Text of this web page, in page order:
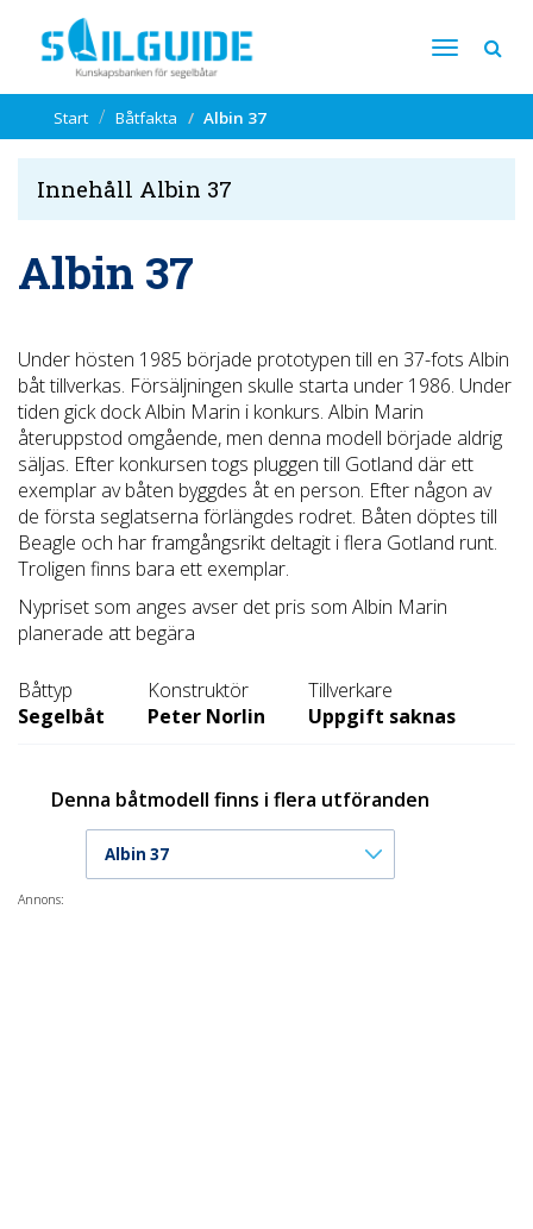
Start Båtfakta Albin 37
Innehåll Albin 37
Albin 37
Under hösten 1985 började prototypen till en 37-fots Albin
båt tillverkas. Försäljningen skulle starta under 1986. Under
tiden gick dock Albin Marin i konkurs. Albin Marin
återuppstod omgående, men denna modell började aldrig
säljas. Efter konkursen togs pluggen till Gotland där ett
exemplar av båten byggdes åt en person. Efter någon av
de första seglatserna förlängdes rodret. Båten döptes till
Beagle och har framgångsrikt deltagit i flera Gotland runt.
Troligen finns bara ett exemplar.
Nypriset som anges avser det pris som Albin Marin
planerade att begära
Båttyp
Segelbåt
Konstruktör
Peter Norlin
Tillverkare
Uppgift saknas
Denna båtmodell finns i flera utföranden
Albin 37
Annons: